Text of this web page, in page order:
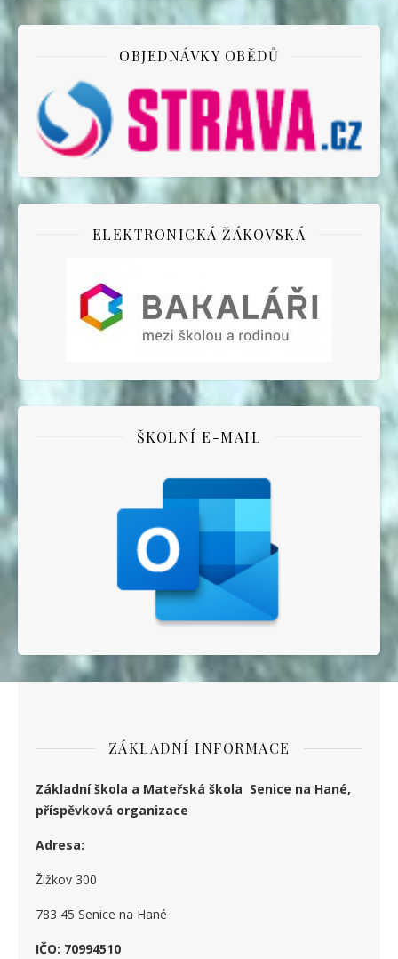
OBJEDNÁVKY OBĚDŮ
ELEKTRONICKÁ ŽÁKOVSKÁ
ŠKOLNÍ E-MAIL
ZÁKLADNÍ INFORMACE
Základní škola a Mateřská škola Senice na Hané,
příspěvková organizace
Adresa:
Žižkov 300
783 45 Senice na Hané
IČO: 70994510